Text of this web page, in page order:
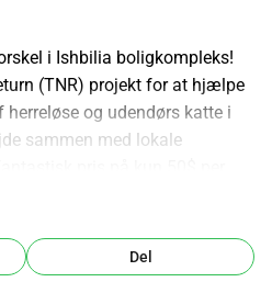
i Ishbilia boligkompleks!
(TNR) projekt for at hjælpe
og udendørs katte i
sammen med lokale
per hunkat. Selvom den pris
for enhver støtte, der kan
mål.
Del